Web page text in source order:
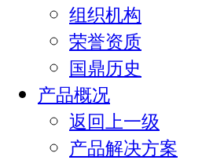
组织机构
荣誉资质
国鼎历史
产品概况
返回上一级
产品解决方案